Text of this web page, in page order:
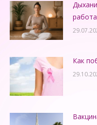
Как